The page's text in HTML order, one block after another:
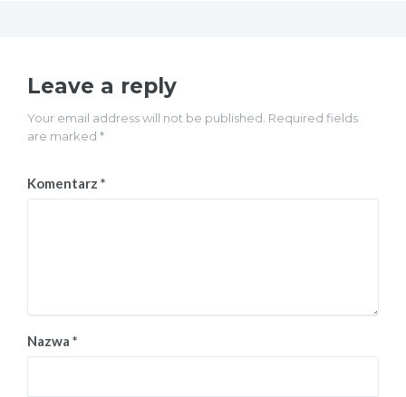
Leave a reply
Your email address will not be published. Required fields
are marked *
Komentarz *
Nazwa *